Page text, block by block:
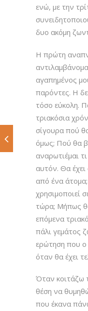
ενώ, με την
δυο ακόμη
Η πρώτη
αγαπημένος
παρόντες. Η
τόσο εύκολη.
τριακόσια
σίγουρα πού
όμως; Πού θα
αναρωτιέμαι
αυτόν. Θα έχει
από ένα
χρησιμοποιεί
τώρα; Μήπως
επόμενα
πάλι γεμάτος
ερώτηση που ο
όταν θα έχει
Όταν κοιτάζω
θέση να
που έκανα